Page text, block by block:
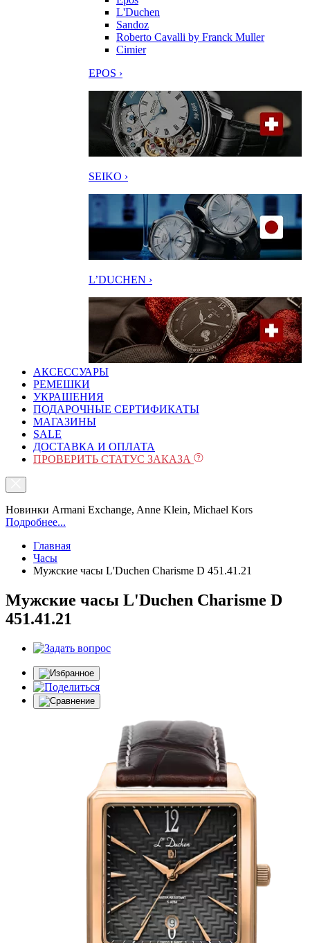
L'Duchen
Sandoz
Roberto Cavalli by Franck Muller
Cimier
EPOS ›
SEIKO ›
L’DUCHEN ›
АКСЕССУАРЫ
РЕМЕШКИ
УКРАШЕНИЯ
ПОДАРОЧНЫЕ СЕРТИФИКАТЫ
МАГАЗИНЫ
SALE
ДОСТАВКА И ОПЛАТА
ПРОВЕРИТЬ СТАТУС ЗАКАЗА
Новинки Armani Exchange, Anne Klein, Michael Kors
Подробнее...
Главная
Часы
Мужские часы L'Duchen Charisme D 451.41.21
Мужские часы L'Duchen Charisme D
451.41.21